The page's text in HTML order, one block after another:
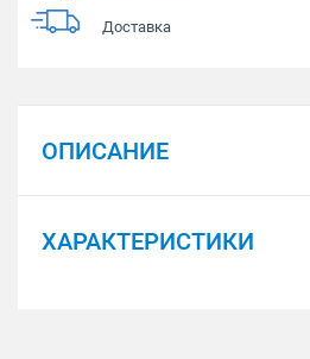
Доставка
ОПИСАНИЕ
ХАРАКТЕРИСТИКИ